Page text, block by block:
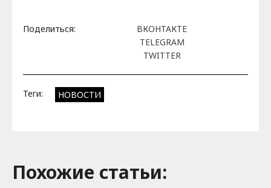
Поделиться:
ВКОНТАКТЕ
TELEGRAM
TWITTER
Теги: НОВОСТИ
Похожие cтатьи: